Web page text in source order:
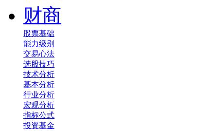
财商
股票基础
能力级别
交易心法
选股技巧
技术分析
基本分析
行业分析
宏观分析
指标公式
投资基金